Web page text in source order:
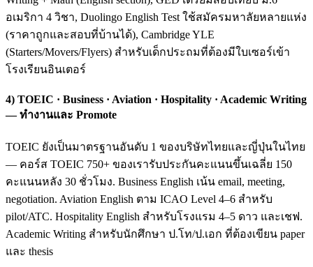
อเมริกา 4 วิชา, Duolingo English Test ใช้สมัครมหาลัยหลายแห่ง
(ราคาถูกและสอบที่บ้านได้), Cambridge YLE
(Starters/Movers/Flyers) สำหรับเด็กประถมที่ต้องมีใบเซอร์เข้า
โรงเรียนอินเตอร์
4) TOEIC · Business · Aviation · Hospitality · Academic Writing
— ทำงานและ Promote
TOEIC ยังเป็นมาตรฐานอันดับ 1 ของบริษัทไทยและญี่ปุ่นในไทย
— คอร์ส TOEIC 750+ ของเรารับประกันคะแนนขึ้นเฉลี่ย 150
คะแนนหลัง 30 ชั่วโมง. Business English เน้น email, meeting,
negotiation. Aviation English ตาม ICAO Level 4–6 สำหรับ
pilot/ATC. Hospitality English สำหรับโรงแรม 4–5 ดาว และเชฟ.
Academic Writing สำหรับนักศึกษา ป.โท/ป.เอก ที่ต้องเขียน paper
และ thesis